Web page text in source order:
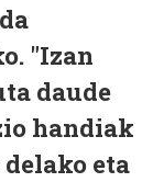
"Izan
daude
handiak
delako eta